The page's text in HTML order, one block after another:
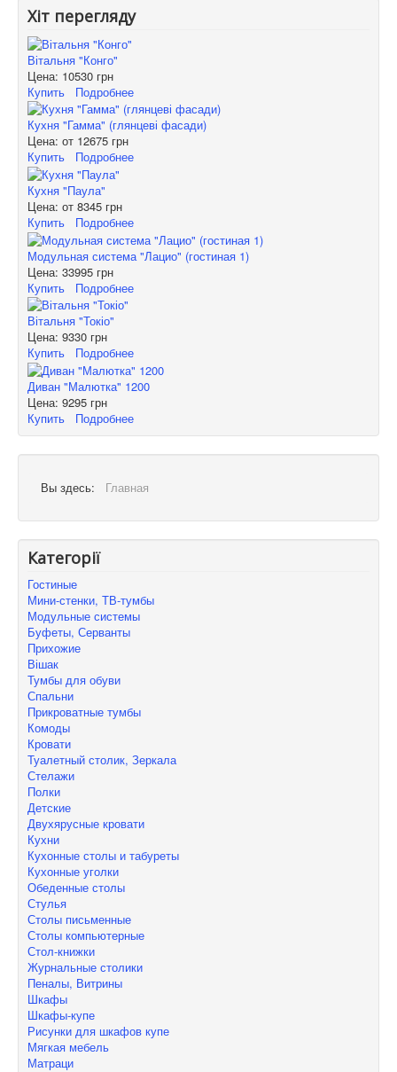
Хіт перегляду
Вітальня "Конго"
Цена: 10530 грн
Купить
Подробнее
Кухня "Гамма" (глянцеві фасади)
Цена: от 12675 грн
Купить
Подробнее
Кухня "Паула"
Цена: от 8345 грн
Купить
Подробнее
Модульная система "Лацио" (гостиная 1)
Цена: 33995 грн
Купить
Подробнее
Вітальня "Токіо"
Цена: 9330 грн
Купить
Подробнее
Диван "Малютка" 1200
Цена: 9295 грн
Купить
Подробнее
Вы здесь: Главная
Категорії
Гостиные
Мини-стенки, ТВ-тумбы
Модульные системы
Буфеты, Серванты
Прихожие
Вішак
Тумбы для обуви
Спальни
Прикроватные тумбы
Комоды
Кровати
Туалетный столик, Зеркала
Стелажи
Полки
Детские
Двухярусные кровати
Кухни
Кухонные столы и табуреты
Кухонные уголки
Обеденные столы
Стулья
Столы письменные
Столы компьютерные
Стол-книжки
Журнальные столики
Пеналы, Витрины
Шкафы
Шкафы-купе
Рисунки для шкафов купе
Мягкая мебель
Матраци